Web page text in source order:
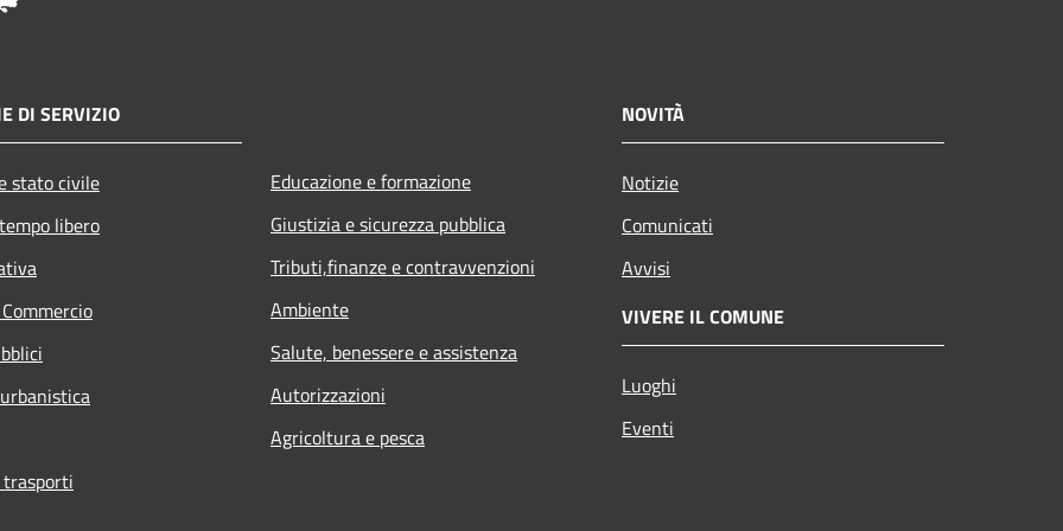
DI SERVIZIO
stato civile
libero
Educazione e formazione
Giustizia e sicurezza pubblica
Tributi,finanze e contravvenzioni
Ambiente
Salute, benessere e assistenza
Autorizzazioni
Agricoltura e pesca
NOVITÀ
Notizie
Comunicati
Avvisi
VIVERE IL COMUNE
Luoghi
Eventi